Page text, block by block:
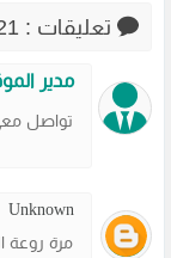
تعليقات : 121
مدير
تواصل
Unknown
مرة روعة